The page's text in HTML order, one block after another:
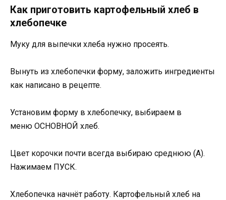
Как приготовить картофельный хлеб в
хлебопечке
Муку для выпечки хлеба нужно просеять.
Вынуть из хлебопечки форму, заложить ингредиенты
как написано в рецепте.
Установим форму в хлебопечку, выбираем в
меню ОСНОВНОЙ хлеб.
Цвет корочки почти всегда выбираю среднюю (А).
Нажимаем ПУСК.
Хлебопечка начнёт работу. Картофельный хлеб на